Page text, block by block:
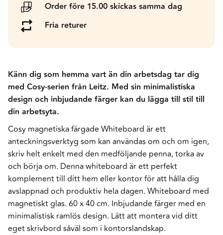
Order före 15.00 skickas samma dag
Fria returer
Känn dig som hemma vart än din arbetsdag tar dig
med Cosy-serien från Leitz. Med sin minimalistiska
design och inbjudande färger kan du lägga till stil till
din arbetsyta.
Cosy magnetiska färgade Whiteboard är ett
anteckningsverktyg som kan användas om och om igen,
skriv helt enkelt med den medföljande penna, torka av
och börja om. Denna whiteboard är ett perfekt
komplement till ditt hem eller kontor för att hålla dig
avslappnad och produktiv hela dagen. Whiteboard med
magnetiskt glas. 60 x 40 cm. Inbjudande färger med en
minimalistisk ramlös design. Lätt att montera vid ditt
eget skrivbord såväl som i kontorslandskap.